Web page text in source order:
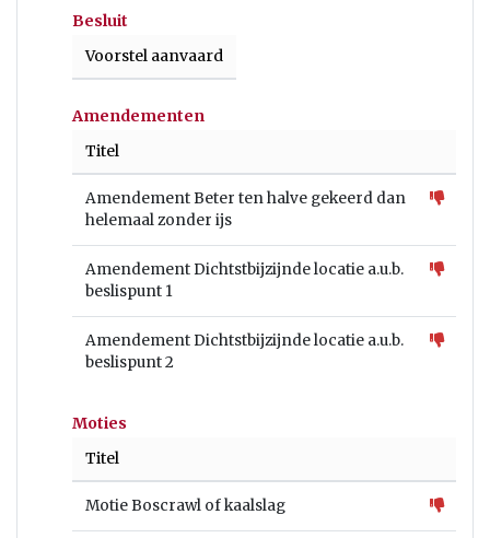
Besluit
Voorstel aanvaard
Amendementen
Titel
Amendement Beter ten halve gekeerd dan
helemaal zonder ijs
Amendement Dichtstbijzijnde locatie a.u.b.
beslispunt 1
Amendement Dichtstbijzijnde locatie a.u.b.
beslispunt 2
Moties
Titel
Motie Boscrawl of kaalslag